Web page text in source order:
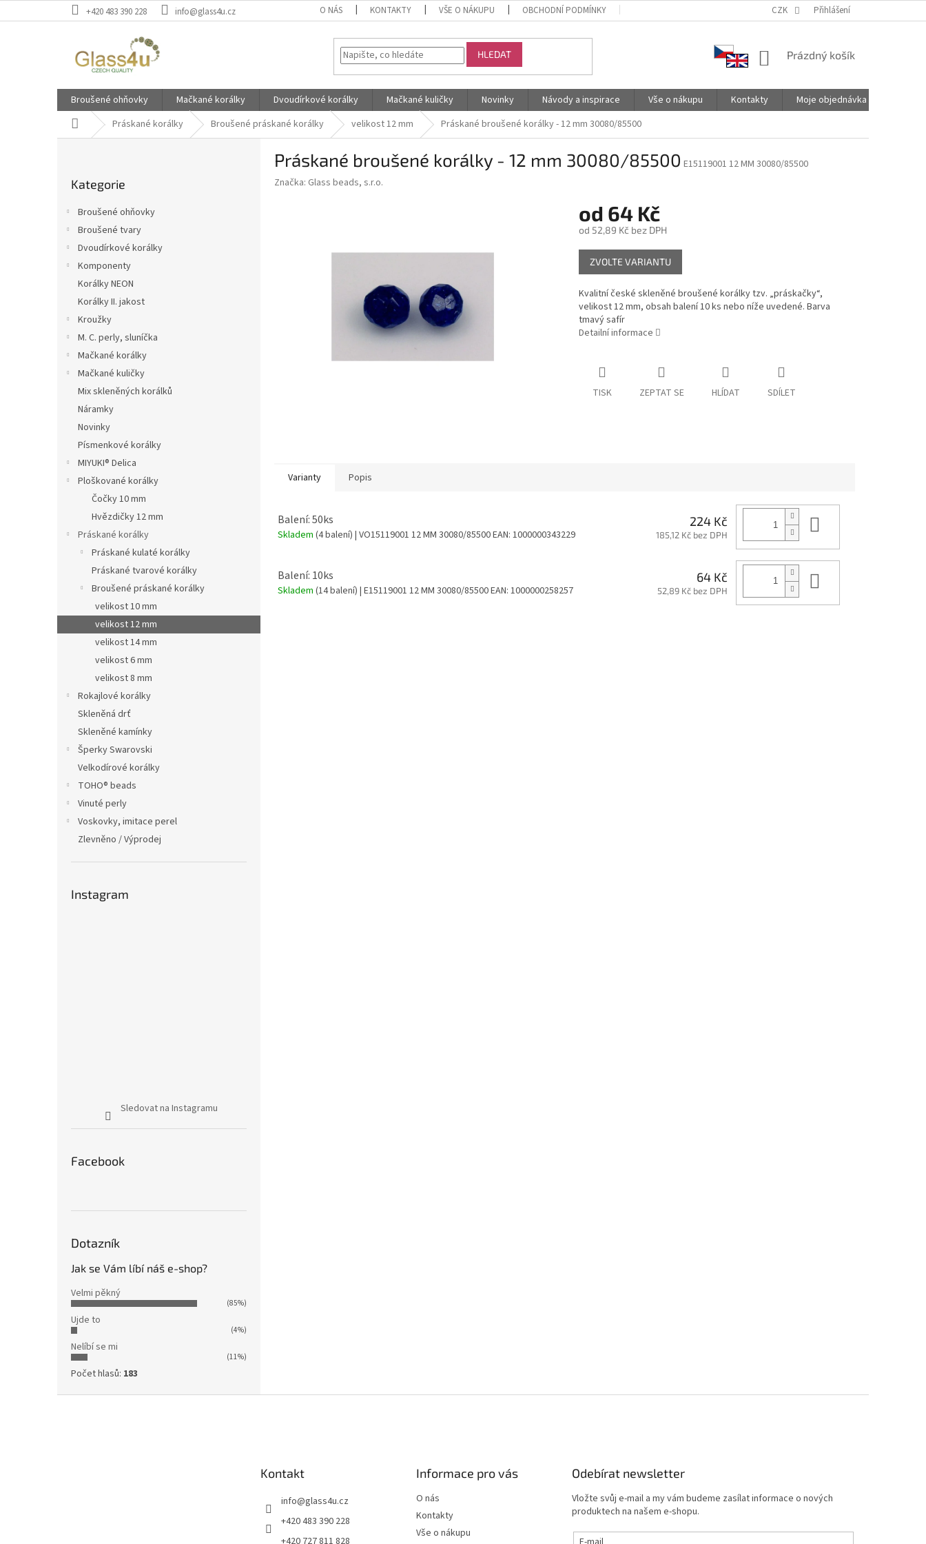
na
+420 483 390 228 info@glass4u.cz O NÁS KONTAKTY VŠE O NÁKUPU OBCHODNÍ PODMÍNKY PODMÍNKY OCHRANY OSOBNÍCH ÚDAJŮ SPOLUPRACUJEME
CZK Přihlášení
HLEDAT
NÁKUPNÍ
Prázdný košík
Broušené ohňovky Mačkané korálky Dvoudírkové korálky Mačkané kuličky Novinky Návody a inspirace Vše o nákupu Kontakty
Moje objednávka
Domů Práskané korálky Broušené práskané korálky velikost 12 mm Práskané broušené korálky - 12 mm 30080/85500
kategorie
Kategorie
Broušené ohňovky
Broušené tvary
Dvoudírkové korálky
Komponenty
Korálky NEON
Korálky II. jakost
Kroužky
M. C. perly, sluníčka
Mačkané korálky
Mačkané kuličky
Mix skleněných korálků
Náramky
Novinky
Písmenkové korálky
MIYUKI® Delica
Ploškované korálky
Čočky 10 mm
Hvězdičky 12 mm
Práskané korálky
Práskané kulaté korálky
Práskané tvarové korálky
Broušené práskané korálky
velikost 10 mm
velikost 12 mm
velikost 14 mm
velikost 6 mm
velikost 8 mm
Rokajlové korálky
Skleněná drť
Skleněné kamínky
Šperky Swarovski
Velkodírové korálky
TOHO® beads
Vinuté perly
Voskovky, imitace perel
Zlevněno / Výprodej
Instagram
Sledovat na Instagramu
Facebook
Dotazník
Jak se Vám líbí náš e-shop?
Velmi pěkný
(85%)
Ujde to
(4%)
Nelíbí se mi
(11%)
Počet hlasů: 183
Práskané broušené korálky - 12 mm 30080/85500 E15119001 12 MM 30080/85500
Značka: Glass beads, s.r.o.
od 64 Kč
od 52,89 Kčbez DPH
Měrná
cena:
ZVOLTE VARIANTU
Kvalitní české skleněné broušené korálky tzv. „práskačky“,
velikost 12 mm, obsah balení 10 ks nebo níže uvedené. Barva
tmavý safír
Detailní informace
TISK ZEPTAT SE HLÍDAT SDÍLET
Varianty Popis
Balení: 50ks
Skladem (4 balení) | VO15119001 12 MM 30080/85500EAN: 1000000343229
224 Kč
185,12 Kč bez DPH
Balení: 10ks
Skladem (14 balení) | E15119001 12 MM 30080/85500EAN: 1000000258257
64 Kč
52,89 Kč bez DPH
Kontakt
info@glass4u.cz
+420 483 390 228
+420 727 811 828
Informace pro vás
O nás
Kontakty
Vše o nákupu
Odebírat newsletter
Vložte svůj e-mail a my vám budeme zasílat informace o nových
produktech na našem e-shopu.